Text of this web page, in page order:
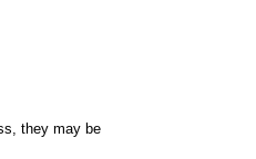
they may be